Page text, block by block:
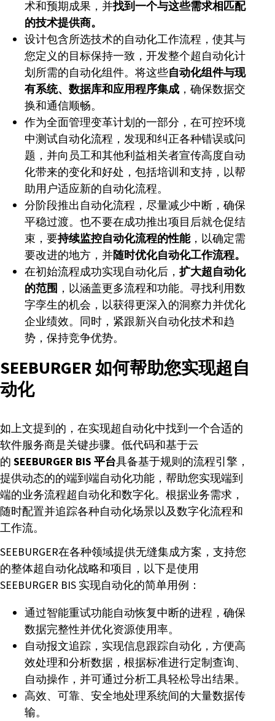
术和预期成果，并找到一个与这些需求相匹配
的技术提供商。
设计包含所选技术的自动化工作流程，使其与
您定义的目标保持一致，开发整个超自动化计
划所需的自动化组件。将这些自动化组件与现
有系统、数据库和应用程序集成 ，确保数据交
换和通信顺畅。
作为全面管理变革计划的一部分，在可控环境
中测试自动化流程，发现和纠正各种错误或问
题，并向员工和其他利益相关者宣传高度自动
化带来的变化和好处，包括培训和支持，以帮
助用户适应新的自动化流程。
分阶段推出自动化流程，尽量减少中断，确保
平稳过渡。也不要在成功推出项目后就仓促结
束，要持续监控自动化流程的性能，以确定需
要改进的地方，并随时优化自动化工作流程。
在初始流程成功实现自动化后， 扩大超自动化
的范围 ，以涵盖更多流程和功能。寻找利用数
字孪生的机会，以获得更深入的洞察力并优化
企业绩效。同时，紧跟新兴自动化技术和趋
势，保持竞争优势。
SEEBURGER 如何帮助您实现超自
动化
如上文提到的，在实现超自动化中找到一个合适的
软件服务商是关键步骤。低代码和基于云
的 SEEBURGER BIS 平台具备基于规则的流程引擎，
提供动态的的端到端自动化功能，帮助您实现端到
端的业务流程超自动化和数字化。根据业务需求，
随时配置并追踪各种自动化场景以及数字化流程和
工作流。
SEEBURGER在各种领域提供无缝集成方案，支持您
的整体超自动化战略和项目，以下是使用
SEEBURGER BIS 实现自动化的简单用例：
通过智能重试功能自动恢复中断的进程，确保
数据完整性并优化资源使用率。
自动报文追踪，实现信息跟踪自动化，方便高
效处理和分析数据，根据标准进行定制查询、
自动操作，并可通过分析工具轻松导出结果。
高效、可靠、安全地处理系统间的大量数据传
输。